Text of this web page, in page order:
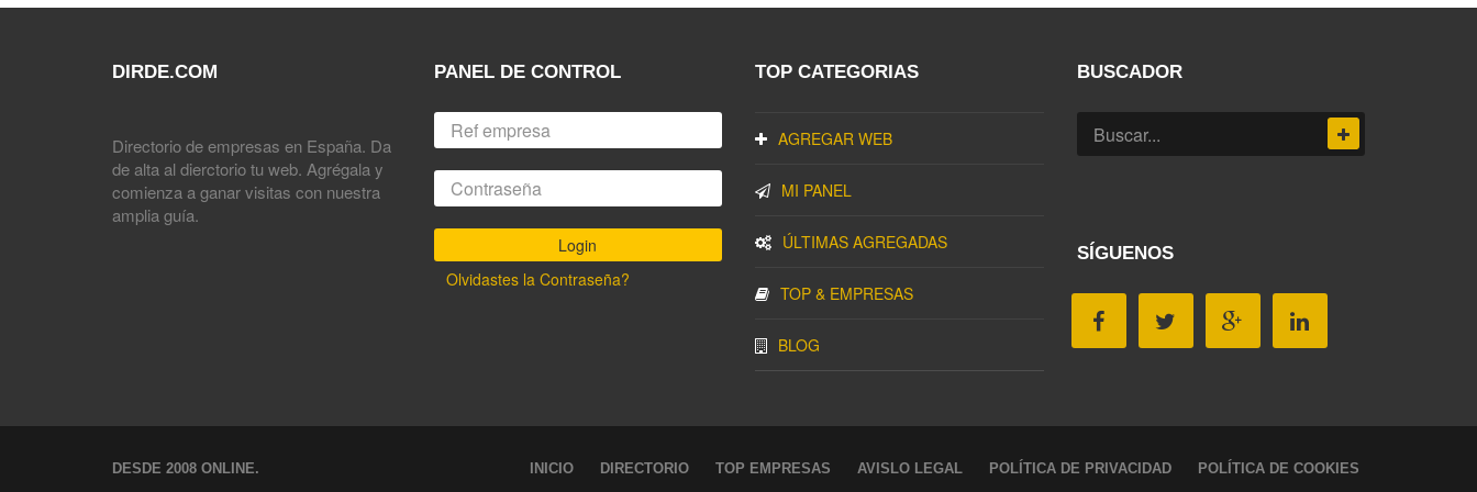
DIRDE.COM
Directorio de empresas en España. Da
de alta al dierctorio tu web. Agrégala y
comienza a ganar visitas con nuestra
amplia guía.
PANEL DE CONTROL
Olvidastes la Contraseña?
TOP CATEGORIAS
AGREGAR WEB
MI PANEL
ÚLTIMAS AGREGADAS
TOP & EMPRESAS
BLOG
BUSCADOR
SÍGUENOS
DESDE 2008 ONLINE. INICIO DIRECTORIO TOP EMPRESAS AVISLO LEGAL POLÍTICA DE PRIVACIDAD POLÍTICA DE COOKIES